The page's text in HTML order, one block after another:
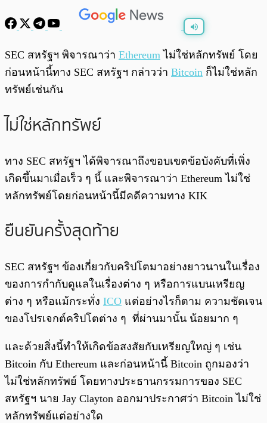
พร้อมเล่น 0:00 / 0:00
SEC สหรัฐฯ พิจารณาว่า Ethereum ไม่ใช่หลักทรัพย์ โดย
ก่อนหน้านี้ทาง SEC สหรัฐฯ กล่าวว่า Bitcoin ก็ไม่ใช่หลัก
ทรัพย์เช่นกัน
ไม่ใช่หลักทรัพย์
ทาง SEC สหรัฐฯ ได้พิจารณาถึงขอบเขตข้อบังคับที่เพิ่ง
เกิดขึ้นมาเมื่อเร็ว ๆ นี้ และพิจารณาว่า Ethereum ไม่ใช่
หลักทรัพย์โดยก่อนหน้านี้มีคดีความทาง KIK
ยืนยันครั้งสุดท้าย
SEC สหรัฐฯ ข้องเกี่ยวกับคริปโตมาอย่างยาวนานในเรื่อง
ของการกำกับดูแลในเรื่องต่าง ๆ หรือการแบนเหรียญ
ต่าง ๆ หรือแม้กระทั่ง ICO แต่อย่างไรก็ตาม ความชัดเจน
ของโปรเจกต์คริปโตต่าง ๆ ที่ผ่านมานั้น น้อยมาก ๆ
และด้วยสิ่งนี้ทำให้เกิดข้อสงสัยกับเหรียญใหญ่ ๆ เช่น
Bitcoin กับ Ethereum และก่อนหน้านี้ Bitcoin ถูกมองว่า
ไม่ใช่หลักทรัพย์ โดยทางประธานกรรมการของ SEC
สหรัฐฯ นาย Jay Clayton ออกมาประกาศว่า Bitcoin ไม่ใช่
หลักทรัพย์แต่อย่างใด